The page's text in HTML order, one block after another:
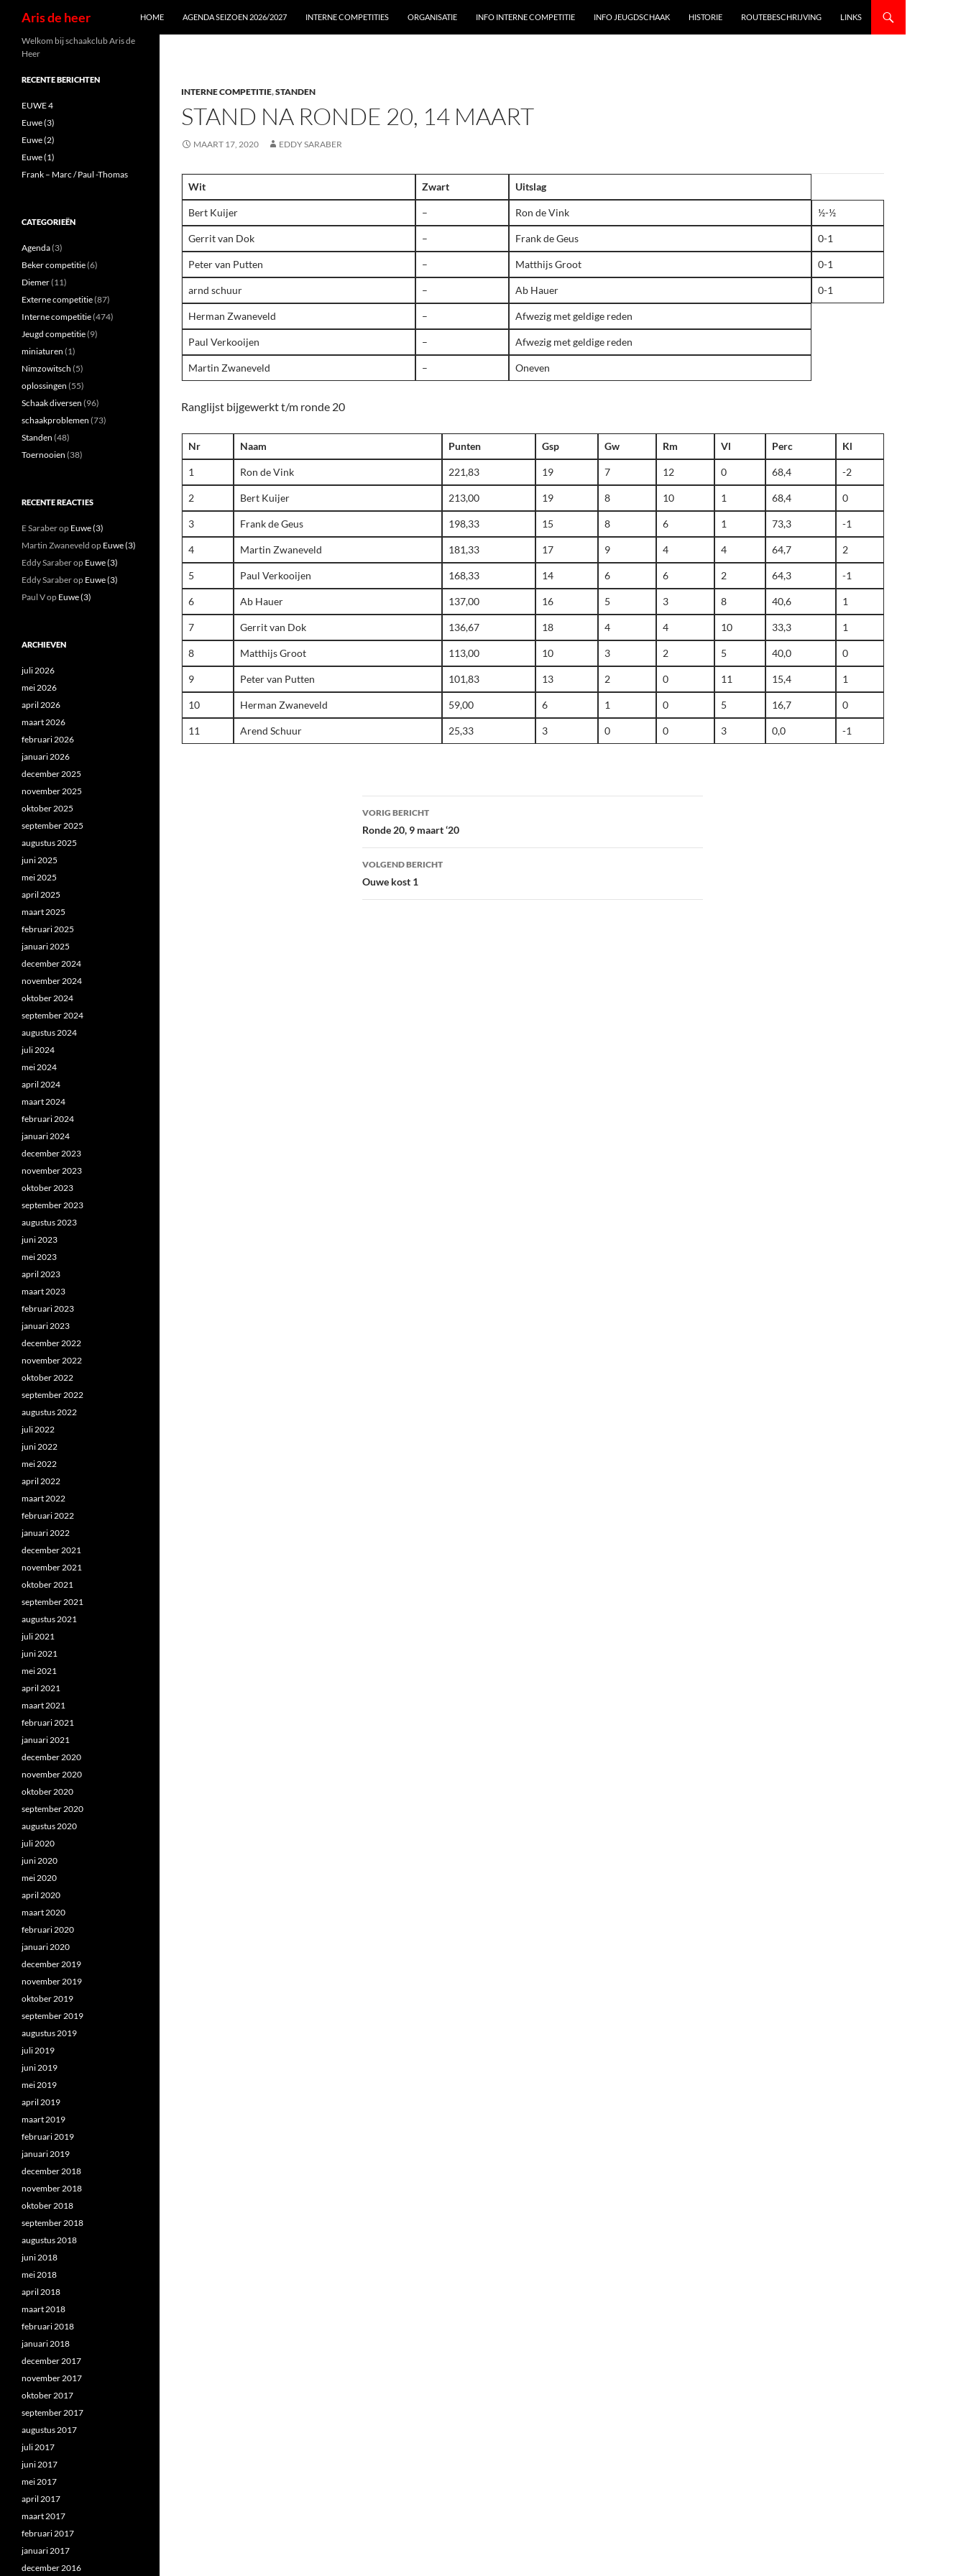
Aris de heer HOME AGENDA SEIZOEN 2026/2027 INTERNE COMPETITIES ORGANISATIE INFO INTERNE COMPETITIE INFO JEUGDSCHAAK HISTORIE ROUTEBESCHRIJVING LINKS
INTERNE COMPETITIE,STANDEN
STAND NA RONDE 20, 14 MAART
MAART 17, 2020 EDDY SARABER
Wit Zwart Uitslag
Bert Kuijer – Ron de Vink ½-½
Gerrit van Dok – Frank de Geus 0-1
Peter van Putten – Matthijs Groot 0-1
arnd schuur – Ab Hauer 0-1
Herman Zwaneveld – Afwezig met geldige reden
Paul Verkooijen – Afwezig met geldige reden
Martin Zwaneveld – Oneven
Ranglijst bijgewerkt t/m ronde 20
Nr Naam Punten Gsp Gw Rm Vl Perc Kl
1 Ron de Vink 221,83 19 7 12 0 68,4 -2
2 Bert Kuijer 213,00 19 8 10 1 68,4 0
3 Frank de Geus 198,33 15 8 6 1 73,3 -1
4 Martin Zwaneveld 181,33 17 9 4 4 64,7 2
5 Paul Verkooijen 168,33 14 6 6 2 64,3 -1
6 Ab Hauer 137,00 16 5 3 8 40,6 1
7 Gerrit van Dok 136,67 18 4 4 10 33,3 1
8 Matthijs Groot 113,00 10 3 2 5 40,0 0
9 Peter van Putten 101,83 13 2 0 11 15,4 1
10 Herman Zwaneveld 59,00 6 1 0 5 16,7 0
11 Arend Schuur 25,33 3 0 0 3 0,0 -1
Bericht
navigatie
VORIG BERICHT
Ronde 20, 9 maart ‘20
VOLGEND BERICHT
Ouwe kost 1
Welkom bij schaakclub Aris de
Heer
RECENTE BERICHTEN
EUWE 4
Euwe (3)
Euwe (2)
Euwe (1)
Frank – Marc / Paul -Thomas
CATEGORIEËN
Agenda(3)
Beker competitie(6)
Diemer(11)
Externe competitie(87)
Interne competitie(474)
Jeugd competitie(9)
miniaturen (1)
Nimzowitsch (5)
oplossingen (55)
Schaak diversen (96)
schaakproblemen (73)
Standen (48)
Toernooien (38)
RECENTE REACTIES
E Saraberop Euwe (3)
Martin Zwaneveld op Euwe (3)
Eddy Saraberop Euwe (3)
Eddy Saraberop Euwe (3)
Paul Vop Euwe (3)
ARCHIEVEN
juli 2026
mei 2026
april 2026
maart 2026
februari 2026
januari 2026
december 2025
november 2025
oktober 2025
september 2025
augustus 2025
juni 2025
mei 2025
april 2025
maart 2025
februari 2025
januari 2025
december 2024
november 2024
oktober 2024
september 2024
augustus 2024
juli 2024
mei 2024
april 2024
maart 2024
februari 2024
januari 2024
december 2023
november 2023
oktober 2023
september 2023
augustus 2023
juni 2023
mei 2023
april 2023
maart 2023
februari 2023
januari 2023
december 2022
november 2022
oktober 2022
september 2022
augustus 2022
juli 2022
juni 2022
mei 2022
april 2022
maart 2022
februari 2022
januari 2022
december 2021
november 2021
oktober 2021
september 2021
augustus 2021
juli 2021
juni 2021
mei 2021
april 2021
maart 2021
februari 2021
januari 2021
december 2020
november 2020
oktober 2020
september 2020
augustus 2020
juli 2020
juni 2020
mei 2020
april 2020
maart 2020
februari 2020
januari 2020
december 2019
november 2019
oktober 2019
september 2019
augustus 2019
juli 2019
juni 2019
mei 2019
april 2019
maart 2019
februari 2019
januari 2019
december 2018
november 2018
oktober 2018
september 2018
augustus 2018
juni 2018
mei 2018
april 2018
maart 2018
februari 2018
januari 2018
december 2017
november 2017
oktober 2017
september 2017
augustus 2017
juli 2017
juni 2017
mei 2017
april 2017
maart 2017
februari 2017
januari 2017
december 2016